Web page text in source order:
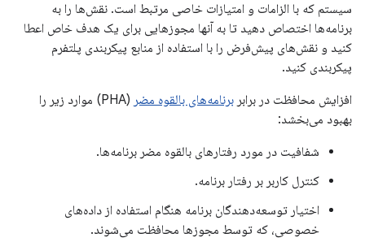
سیستم که با الزامات و امتیازات خاصی مرتبط است. نقش‌ها را به
برنامه‌ها اختصاص دهید تا به آنها مجوزهایی برای یک هدف خاص اعطا
کنید و نقش‌های پیش‌فرض را با استفاده از منابع پیکربندی پلتفرم
پیکربندی کنید.
افزایش محافظت در برابر برنامه‌های بالقوه مضر
(PHA) موارد زیر را
بهبود می‌بخشد:
شفافیت در مورد رفتارهای بالقوه مضر برنامه‌ها.
کنترل کاربر بر رفتار برنامه.
اختیار توسعه‌دهندگان برنامه هنگام استفاده از داده‌های
خصوصی، که توسط مجوزها محافظت می‌شوند.